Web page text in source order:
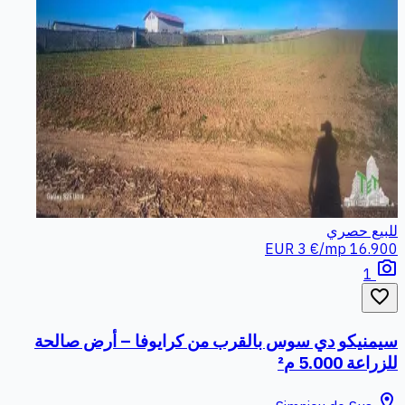
للبيع حصري
16.900 EUR
3 €/mp
photo_camera
favorite_border
سيمنيكو دي سوس بالقرب من كرايوفا – أرض صالحة
للزراعة 5.000 م²